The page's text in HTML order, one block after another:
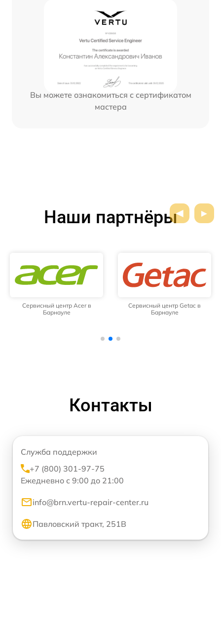
Вы можете ознакомиться с сертификатом
мастера
Наши партнёры
Сервисный центр Acer в
Барнауле
Сервисный центр Getac в
Барнауле
Контакты
Служба поддержки
+7 (800) 301-97-75
Ежедневно с 9:00 до 21:00
info@brn.vertu-repair-center.ru
Павловский тракт, 251В